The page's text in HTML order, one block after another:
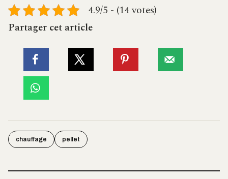
4.9/5 - (14 votes)
Partager cet article
chauffage pellet